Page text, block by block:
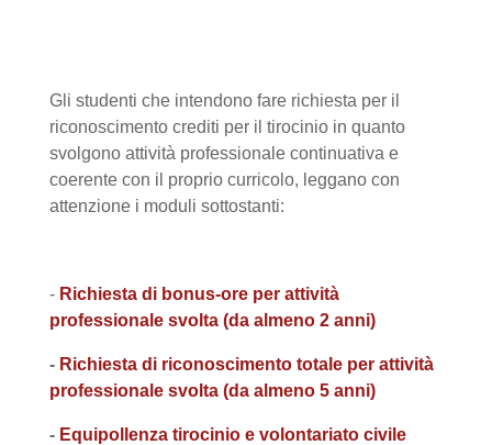
Gli studenti che intendono fare richiesta per il
riconoscimento crediti per il tirocinio in quanto
svolgono attività professionale continuativa e
coerente con il proprio curricolo, leggano con
attenzione i moduli sottostanti:
- Richiesta di bonus-ore per attività
professionale svolta (da almeno 2 anni)
- Richiesta di riconoscimento totale per attività
professionale svolta (da almeno 5 anni)
- Equipollenza tirocinio e volontariato civile